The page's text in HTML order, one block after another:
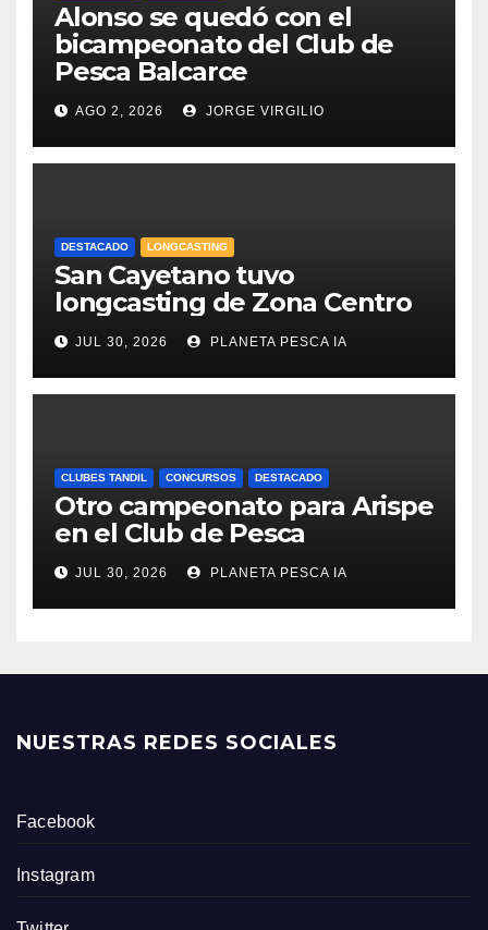
Alonso se quedó con el
bicampeonato del Club de
Pesca Balcarce
AGO 2, 2026 JORGE VIRGILIO
DESTACADO LONGCASTING
San Cayetano tuvo
longcasting de Zona Centro
JUL 30, 2026 PLANETA PESCA IA
CLUBES TANDIL CONCURSOS DESTACADO
Otro campeonato para Arispe
en el Club de Pesca
JUL 30, 2026 PLANETA PESCA IA
NUESTRAS REDES SOCIALES
Facebook
Instagram